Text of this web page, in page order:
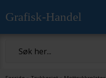
Grafisk-Handel